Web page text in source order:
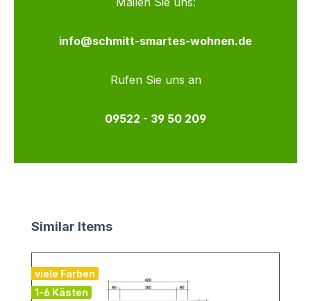
info@schmitt-smartes-wohnen.de
Rufen Sie uns an
09522 - 39 50 209
Produktgalerie überspringen
Similar Items
viele Farben
1-6 Kästen